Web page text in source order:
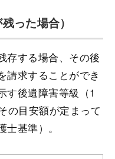
った場合）
存する場合、その後
請求することができ
す後遺障害等級（1
の目安額が定まって
基準）。